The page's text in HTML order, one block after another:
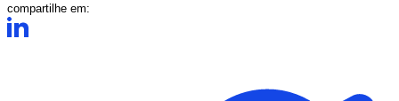
compartilhe em: